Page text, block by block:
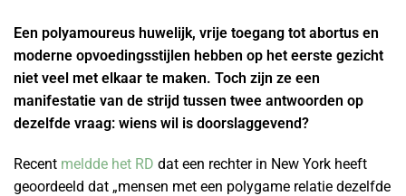
Een polyamoureus huwelijk, vrije toegang tot abortus en
moderne opvoedingsstijlen hebben op het eerste gezicht
niet veel met elkaar te maken. Toch zijn ze een
manifestatie van de strijd tussen twee antwoorden op
dezelfde vraag: wiens wil is doorslaggevend?
Recent meldde het RD dat een rechter in New York heeft
geoordeeld dat „mensen met een polygame relatie dezelfde